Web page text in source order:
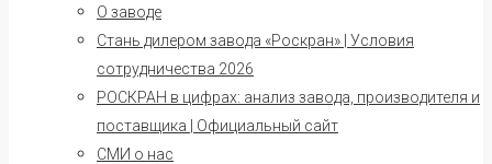
О заводе
Стань дилером завода «Роскран» | Условия
сотрудничества 2026
РОСКРАН в цифрах: анализ завода, производителя и
поставщика | Официальный сайт
СМИ о нас